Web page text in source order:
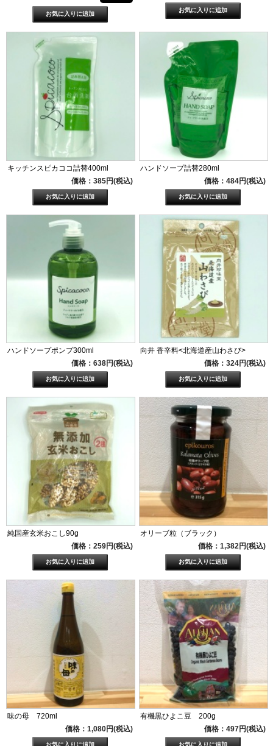
キッチンスピカココ詰替400ml
価格：385円(税込)
ハンドソープ詰替280ml
価格：484円(税込)
ハンドソープポンプ300ml
価格：638円(税込)
向井 香辛料<北海道産山わさび>
価格：324円(税込)
純国産玄米おこし90g
価格：259円(税込)
オリーブ粒（ブラック）
価格：1,382円(税込)
味の母 720ml
価格：1,080円(税込)
有機黒ひよこ豆 200g
価格：497円(税込)